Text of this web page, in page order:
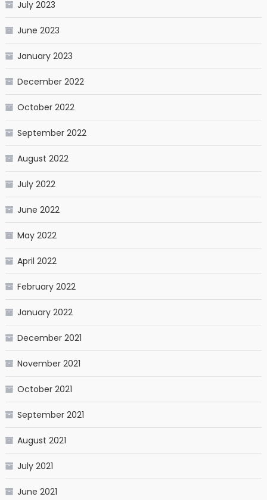
July 2023
June 2023
January 2023
December 2022
October 2022
September 2022
August 2022
July 2022
June 2022
May 2022
April 2022
February 2022
January 2022
December 2021
November 2021
October 2021
September 2021
August 2021
July 2021
June 2021